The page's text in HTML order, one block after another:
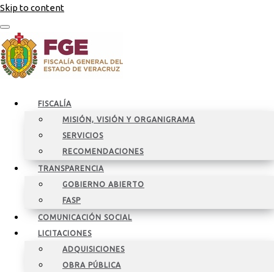
Skip to content
FISCALÍA
MISIÓN, VISIÓN Y ORGANIGRAMA
SERVICIOS
RECOMENDACIONES
TRANSPARENCIA
GOBIERNO ABIERTO
FASP
COMUNICACIÓN SOCIAL
LICITACIONES
ADQUISICIONES
OBRA PÚBLICA